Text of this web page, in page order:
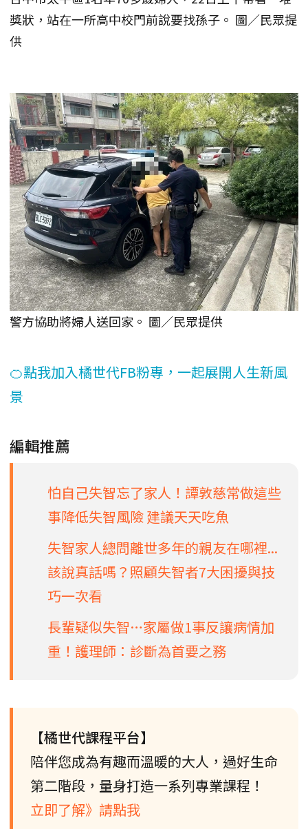
獎狀，站在一所高中校門前說要找孫子。 圖／民眾提
供
警方協助將婦人送回家。 圖／民眾提供
🍊點我加入橘世代FB粉專，一起展開人生新風
景
編輯推薦
怕自己失智忘了家人！譚敦慈常做這些
事降低失智風險 建議天天吃魚
失智家人總問離世多年的親友在哪裡...
該說真話嗎？照顧失智者7大困擾與技
巧一次看
長輩疑似失智…家屬做1事反讓病情加
重！護理師：診斷為首要之務
【橘世代課程平台】
陪伴您成為有趣而溫暖的大人，過好生命
第二階段，量身打造一系列專業課程！
立即了解》請點我